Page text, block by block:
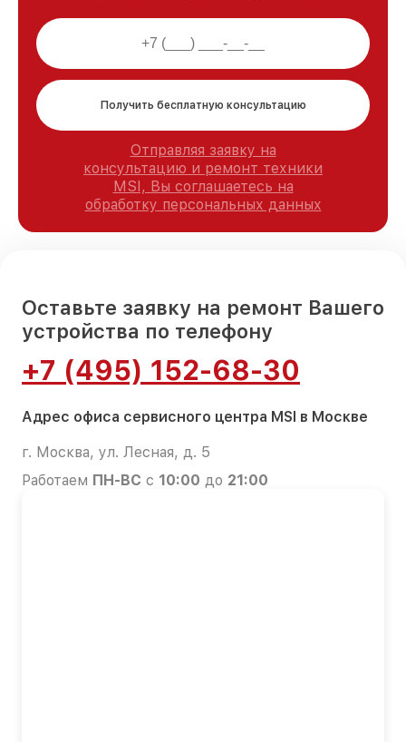
Получить бесплатную консультацию
Отправляя заявку на
консультацию и ремонт техники
MSI, Вы соглашаетесь на
обработку персональных данных
Оставьте заявку на ремонт Вашего
устройства по телефону
+7 (495) 152-68-30
Адрес офиса сервисного центра MSI в Москве
г. Москва, ул. Лесная, д. 5
Работаем ПН-ВС с 10:00 до 21:00